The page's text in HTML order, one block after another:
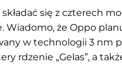
się z czterech
Wiadomo, że Oppo
w technologii 3 nm
rdzenie „Gelas”, a